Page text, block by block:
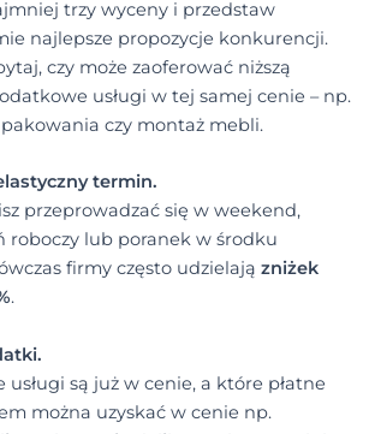
trzy wyceny i przedstaw
najlepsze propozycje konkurencji.
czy może zaoferować niższą
usługi w tej samej cenie – np.
czy montaż mebli.
termin.
przeprowadzać się w weekend,
roboczy lub poranek w środku
firmy często udzielają zniżek
.
usługi są już w cenie, a które płatne
można uzyskać w cenie np.